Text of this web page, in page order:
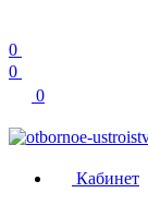
0
0
0
Кабинет